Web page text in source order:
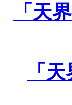
「天
「